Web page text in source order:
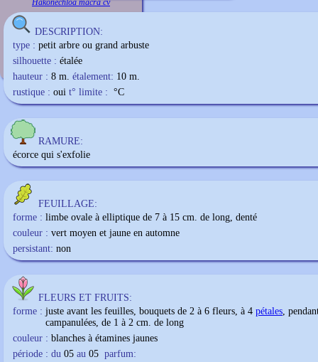
Hakonechloa macra cv
DESCRIPTION:
type : petit arbre ou grand arbuste
silhouette : étalée
hauteur : 8 m. étalement: 10 m.
rustique : oui t° limite : °C
RAMURE:
écorce qui s'exfolie
FEUILLAGE:
forme : limbe ovale à elliptique de 7 à 15 cm. de long, denté
couleur : vert moyen et jaune en automne
persistant: non
FLEURS ET FRUITS:
forme : juste avant les feuilles, bouquets de 2 à 6 fleurs, à 4 pétales,
campanulées, de 1 à 2 cm. de long
couleur : blanches à étamines jaunes
période : du 05 au 05 parfum: